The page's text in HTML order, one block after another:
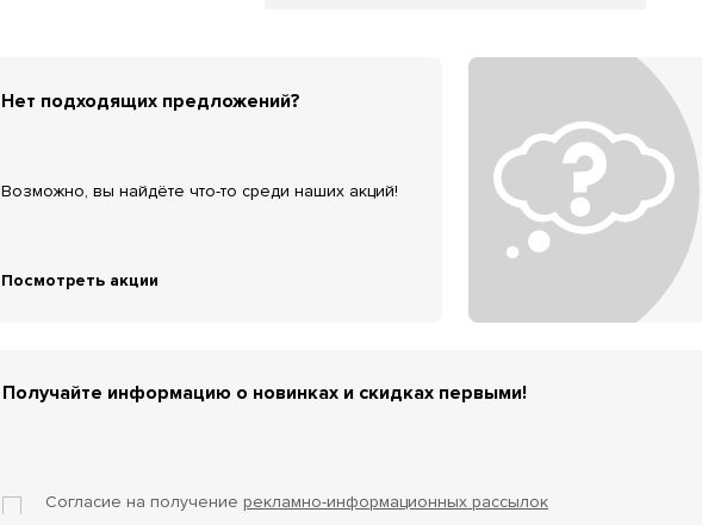
Нет подходящих предложений?
Возможно, вы найдёте что-то среди наших акций!
Посмотреть акции
Получайте информацию о новинках и скидках первыми!
Согласие на получение рекламно-информационных рассылок